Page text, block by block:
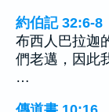
約伯記 32:6-8
布西人巴拉迦
們老邁，因此
…